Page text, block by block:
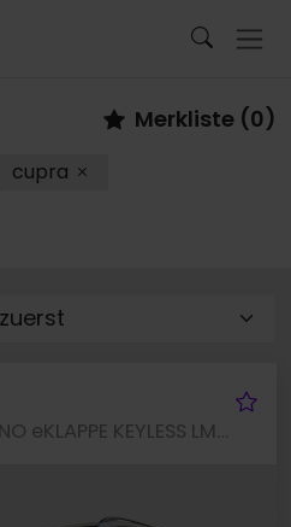
Merkliste (0)
cupra
Ateca 1.5 DSG AHK PANO eKLAPPE KEYLESS LM19